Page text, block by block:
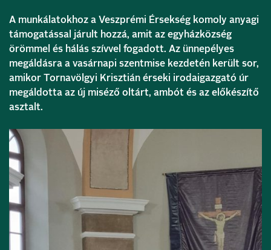
A munkálatokhoz a Veszprémi Érsekség komoly anyagi
támogatással járult hozzá, amit az egyházközség
örömmel és hálás szívvel fogadott. Az ünnepélyes
megáldásra a vasárnapi szentmise kezdetén került sor,
amikor Tornavölgyi Krisztián érseki irodaigazgató úr
megáldotta az új miséző oltárt, ambót és az előkészítő
asztalt.